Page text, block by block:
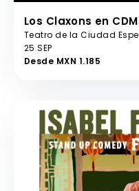
Los Claxons en
Teatro de la Ciudad
25 SEP
Desde MXN 1.185